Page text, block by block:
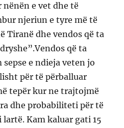
e vet dhe të
njeriun e tyre më të
Tiranë dhe vendos që ta
që ta
e ndieja veten jo
për të përballuar
tepër kur ne trajtojmë
dhe probabiliteti për të
Kam kaluar gati 15